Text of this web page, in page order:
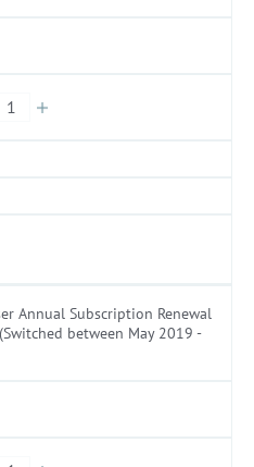
Annual Subscription Renewal
between May 2019 -